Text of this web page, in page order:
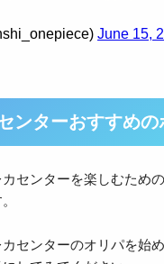
June 15,
ンターおすすめの
センターを楽しむため
センターのオリパを始